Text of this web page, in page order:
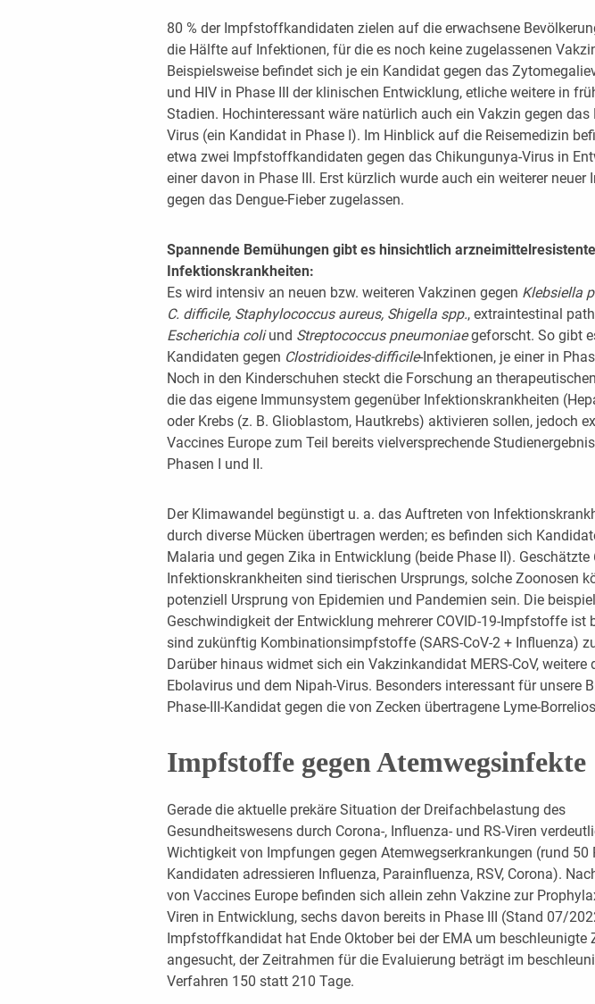
80 % der Impfstoffkandidaten zielen auf die erwachsene
die Hälfte auf Infektionen, für die es noch keine zugelassenen
Beispielsweise befindet sich je ein Kandidat gegen das
und HIV in Phase III der klinischen Entwicklung, etliche weitere in
Stadien. Hochinteressant wäre natürlich auch ein Vakzin gegen das
Virus (ein Kandidat in Phase I). Im Hinblick auf die Reisemedizin
etwa zwei Impfstoffkandidaten gegen das Chikungunya-Virus in
einer davon in Phase III. Erst kürzlich wurde auch ein weiterer
gegen das Dengue-Fieber zugelassen.
Spannende Bemühungen gibt es hinsichtlich
Infektionskrankheiten:
Es wird intensiv an neuen bzw. weiteren Vakzinen gegen Klebsiella
C. difficile, Staphylococcus ­aureus, Shigella spp., extraintestinal
Escherichia coliund Streptococcus pneumoniaegeforscht. So gibt
Kandidaten gegen Clostridioides-difficile-Infektionen, je einer in
Noch in den Kinderschuhen steckt die Forschung an
die das eigene Immunsystem gegenüber Infektionskrankheiten
oder Krebs (z. B. Glioblastom, Hautkrebs) aktivieren sollen, jedoch
Vaccines Europe zum Teil bereits vielversprechende
Phasen I und II.
Der Klimawandel begünstigt u. a. das Auftreten von
durch diverse Mücken übertragen werden; es befinden sich
Malaria und gegen Zika in Entwicklung (beide Phase II). Geschätzte
Infektionskrankheiten sind tierischen Ursprungs, solche Zoonosen
potenziell Ursprung von Epidemien und Pandemien sein. Die
Geschwindigkeit der Entwicklung mehrerer COVID-19-Impfstoffe ist
sind zukünftig Kombinationsimpfstoffe (SARS-CoV-2 + Influenza)
Darüber hinaus widmet sich ein Vakzinkandidat MERS-CoV, weitere
Ebolavirus und dem Nipah-Virus. Besonders interessant für unsere
Phase-III-Kandidat gegen die von Zecken übertragene Lyme-
Impfstoffe gegen Atemwegsinfekte
Gerade die aktuelle prekäre Situation der Dreifachbelastung des
Gesundheitswesens durch Corona-, Influenza- und RS-Viren
Wichtigkeit von Impfungen gegen Atemwegserkrankungen (rund 50
Kandidaten adressieren Influenza, Parainfluenza, RSV, Corona).
von Vaccines Europe befinden sich allein zehn Vakzine zur
Viren in Entwicklung, sechs davon bereits in Phase III (Stand 07/
Impfstoffkandidat hat Ende Oktober bei der EMA um beschleunigte
angesucht, der Zeitrahmen für die Evaluierung beträgt im
Verfahren 150 statt 210 Tage.